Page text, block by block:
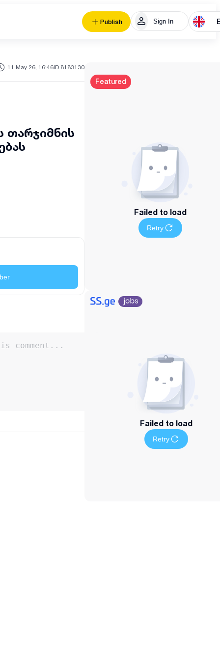
Publish Sign In
11 May 26, 16:46ID 8183130
თარჯიმნის
Featured
Failed to load
Retry
Failed to load
Retry